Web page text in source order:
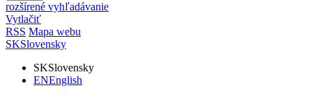
rozšírené vyhľadávanie
Vytlačiť
RSS Mapa webu
SKSlovensky
SKSlovensky
ENEnglish